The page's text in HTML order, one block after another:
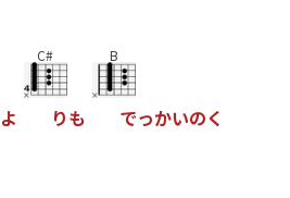
よ
C#
りも
B
でっかいのく